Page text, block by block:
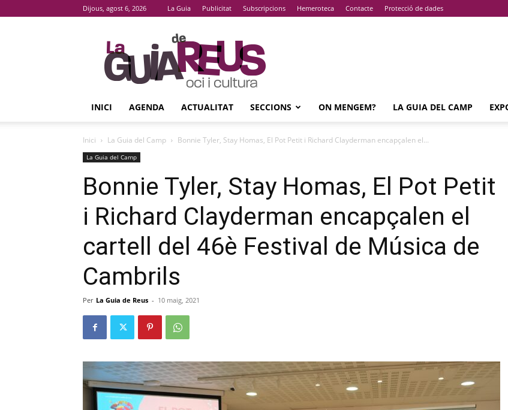
Dijous, agost 6, 2026 La Guia Publicitat Subscripcions Hemeroteca Contacte Protecció de dades
La
Guia
De
Reus
INICI AGENDA ACTUALITAT SECCIONS ON MENGEM? LA GUIA DEL CAMP
Inici La Guia del Camp Bonnie Tyler, Stay Homas, El Pot Petit i Richard Clayderman encapçalen el...
La Guia del Camp
Bonnie Tyler, Stay Homas, El Pot Petit
i Richard Clayderman encapçalen el
cartell del 46è Festival de Música de
Cambrils
Per La Guia de Reus - 10 maig, 2021